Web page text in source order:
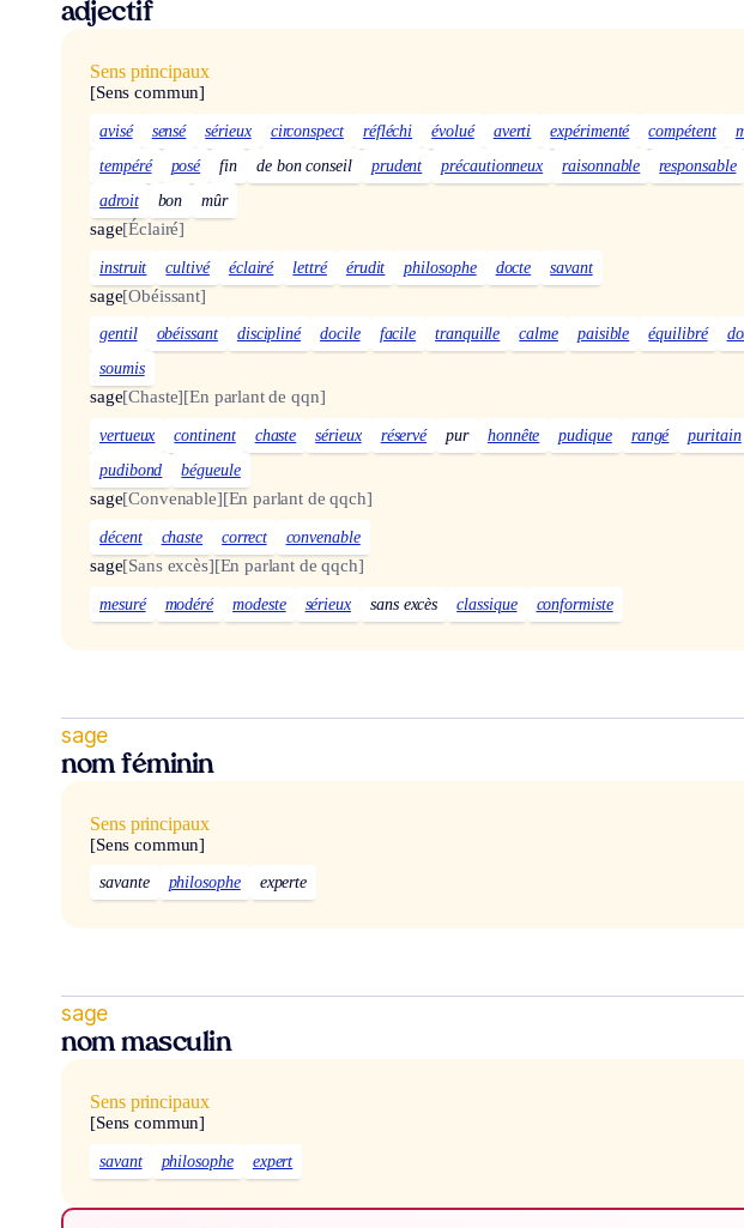
adjectif
Sens principaux
[Sens commun]
avisé sensé sérieux circonspect réfléchi évolué averti expérimenté compétent
tempéré
posé fin de bon conseil prudent précautionneux raisonnable responsable
adroit
bon mûr
sage[Éclairé]
instruit cultivé éclairé lettré érudit philosophe docte savant
sage[Obéissant]
gentil obéissant discipliné docile facile tranquille calme paisible équilibré
soumis
sage[Chaste][En parlant de qqn]
vertueux continent chaste sérieux réservé pur honnête pudique rangé puritain
pudibond
bégueule
sage[Convenable][En parlant de qqch]
décent chaste correct convenable
sage[Sans excès][En parlant de qqch]
mesuré modéré modeste sérieux sans excès classique conformiste
sage
nom féminin
Sens principaux
[Sens commun]
savante philosophe experte
sage
nom masculin
Sens principaux
[Sens commun]
savant philosophe expert